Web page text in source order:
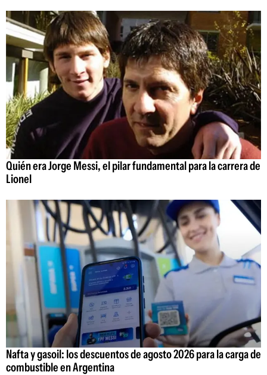
Quién era Jorge Messi, el pilar fundamental para la carrera de
Lionel
Nafta y gasoil: los descuentos de agosto 2026 para la carga de
combustible en Argentina